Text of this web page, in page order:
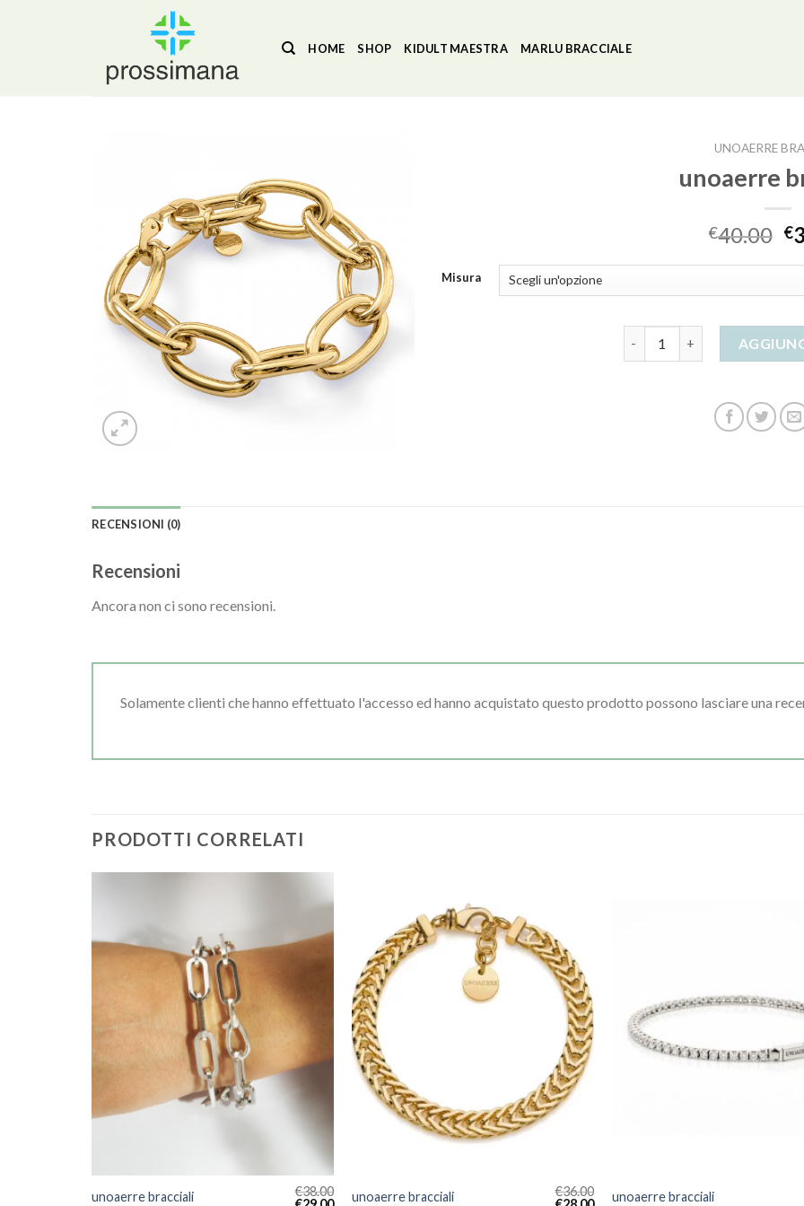
HOME SHOP KIDULT MAESTRA MARLU BRACCIALE
UNOAERRE
unoaerre
€40.00 €
Misura
RECENSIONI (0)
Recensioni
Ancora non ci sono recensioni.
Solamente clienti che hanno effettuato l'accesso ed hanno acquistato questo prodotto possono lasciare una
PRODOTTI CORRELATI
unoaerre bracciali €38.00
unoaerre bracciali €36.00
unoaerre bracciali